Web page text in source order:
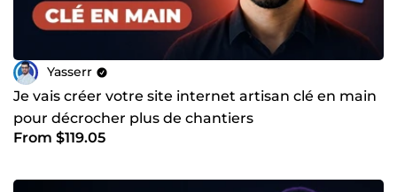
Yasserr
Je vais créer votre site internet artisan clé en main
pour décrocher plus de chantiers
From $119.05